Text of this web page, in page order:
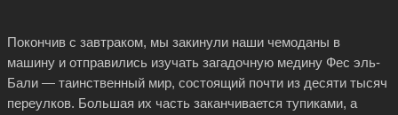
Покончив с завтраком, мы закинули наши чемоданы в
машину и отправились изучать загадочную медину Фес эль-
Бали — таинственный мир, состоящий почти из десяти тысяч
переулков. Большая их часть заканчивается тупиками, а